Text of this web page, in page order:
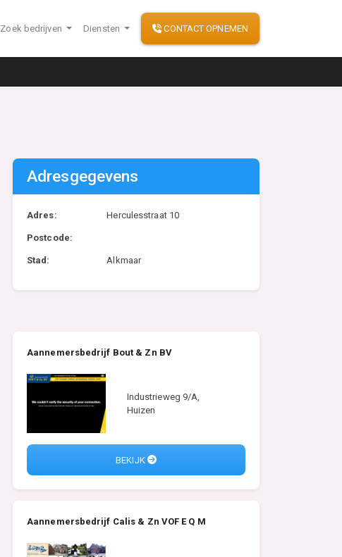
Zoek bedrijven Diensten CONTACT OPNEMEN
Adresgegevens
Adres: Herculesstraat 10
Postcode:
Stad: Alkmaar
Aannemersbedrijf Bout & Zn BV
Industrieweg 9/A,
Huizen
BEKIJK
Aannemersbedrijf Calis & Zn VOF E Q M